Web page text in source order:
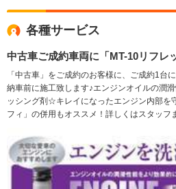
各種サービス
中古車ご成約車両に「MT-10リフレ
「中古車」をご成約のお客様に、ご成約1台
納車前に施工致します♪エンジンオイルの潤
ッシング剤☆キレイになったエンジン内部を
フィ」の併用もオススメ！詳しくはスタッフ